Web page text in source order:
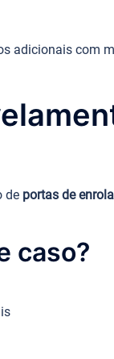
adicionais com
de portas de
caso?